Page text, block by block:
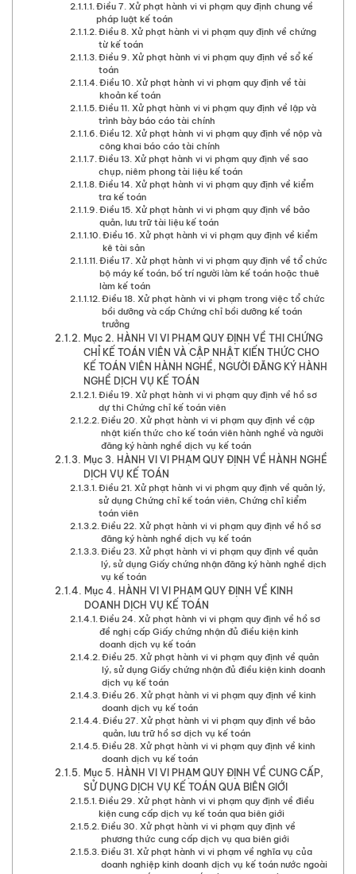
Điều 7. Xử phạt hành vi vi phạm quy định chung về
pháp luật kế toán
Điều 8. Xử phạt hành vi vi phạm quy định về chứng
từ kế toán
Điều 9. Xử phạt hành vi vi phạm quy định về sổ kế
toán
Điều 10. Xử phạt hành vi vi phạm quy định về tài
khoản kế toán
Điều 11. Xử phạt hành vi vi phạm quy định về lập và
trình bày báo cáo tài chính
Điều 12. Xử phạt hành vi vi phạm quy định về nộp và
công khai báo cáo tài chính
Điều 13. Xử phạt hành vi vi phạm quy định về sao
chụp, niêm phong tài liệu kế toán
Điều 14. Xử phạt hành vi vi phạm quy định về kiểm
tra kế toán
Điều 15. Xử phạt hành vi vi phạm quy định về bảo
quản, lưu trữ tài liệu kế toán
Điều 16. Xử phạt hành vi vi phạm quy định về kiểm
kê tài sản
Điều 17. Xử phạt hành vi vi phạm quy định về tổ chức
bộ máy kế toán, bố trí người làm kế toán hoặc thuê
làm kế toán
Điều 18. Xử phạt hành vi vi phạm trong việc tổ chức
bồi dưỡng và cấp Chứng chỉ bồi dưỡng kế toán
trưởng
Mục 2. HÀNH VI VI PHẠM QUY ĐỊNH VỀ THI CHỨNG
CHỈ KẾ TOÁN VIÊN VÀ CẬP NHẬT KIẾN THỨC CHO
KẾ TOÁN VIÊN HÀNH NGHỀ, NGƯỜI ĐĂNG KÝ HÀNH
NGHỀ DỊCH VỤ KẾ TOÁN
Điều 19. Xử phạt hành vi vi phạm quy định về hồ sơ
dự thi Chứng chỉ kế toán viên
Điều 20. Xử phạt hành vi vi phạm quy định về cập
nhật kiến thức cho kế toán viên hành nghề và người
đăng ký hành nghề dịch vụ kế toán
Mục 3. HÀNH VI VI PHẠM QUY ĐỊNH VỀ HÀNH NGHỀ
DỊCH VỤ KẾ TOÁN
Điều 21. Xử phạt hành vi vi phạm quy định về quản lý,
sử dụng Chứng chỉ kế toán viên, Chứng chỉ kiểm
toán viên
Điều 22. Xử phạt hành vi vi phạm quy định về hồ sơ
đăng ký hành nghề dịch vụ kế toán
Điều 23. Xử phạt hành vi vi phạm quy định về quản
lý, sử dụng Giấy chứng nhận đăng ký hành nghề dịch
vụ kế toán
Mục 4. HÀNH VI VI PHẠM QUY ĐỊNH VỀ KINH
DOANH DỊCH VỤ KẾ TOÁN
Điều 24. Xử phạt hành vi vi phạm quy định về hồ sơ
đề nghị cấp Giấy chứng nhận đủ điều kiện kinh
doanh dịch vụ kế toán
Điều 25. Xử phạt hành vi vi phạm quy định về quản
lý, sử dụng Giấy chứng nhận đủ điều kiện kinh doanh
dịch vụ kế toán
Điều 26. Xử phạt hành vi vi phạm quy định về kinh
doanh dịch vụ kế toán
Điều 27. Xử phạt hành vi vi phạm quy định về bảo
quản, lưu trữ hồ sơ dịch vụ kế toán
Điều 28. Xử phạt hành vi vi phạm quy định về kinh
doanh dịch vụ kế toán
Mục 5. HÀNH VI VI PHẠM QUY ĐỊNH VỀ CUNG CẤP,
SỬ DỤNG DỊCH VỤ KẾ TOÁN QUA BIÊN GIỚI
Điều 29. Xử phạt hành vi vi phạm quy định về điều
kiện cung cấp dịch vụ kế toán qua biên giới
Điều 30. Xử phạt hành vi vi phạm quy định về
phương thức cung cấp dịch vụ qua biên giới
Điều 31. Xử phạt hành vi vi phạm về nghĩa vụ của
doanh nghiệp kinh doanh dịch vụ kế toán nước ngoài